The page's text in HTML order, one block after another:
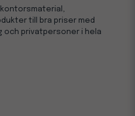
till bra priser med
och privatpersoner i hela